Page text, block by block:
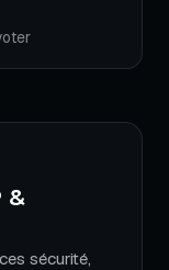
&
sécurité,